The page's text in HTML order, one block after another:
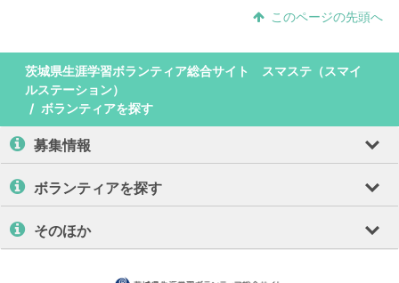
このページの先頭へ
茨城県生涯学習ボランティア総合サイト スマステ（スマイ
ルステーション）
ボランティアを探す
募集情報
ボランティアを探す
そのほか